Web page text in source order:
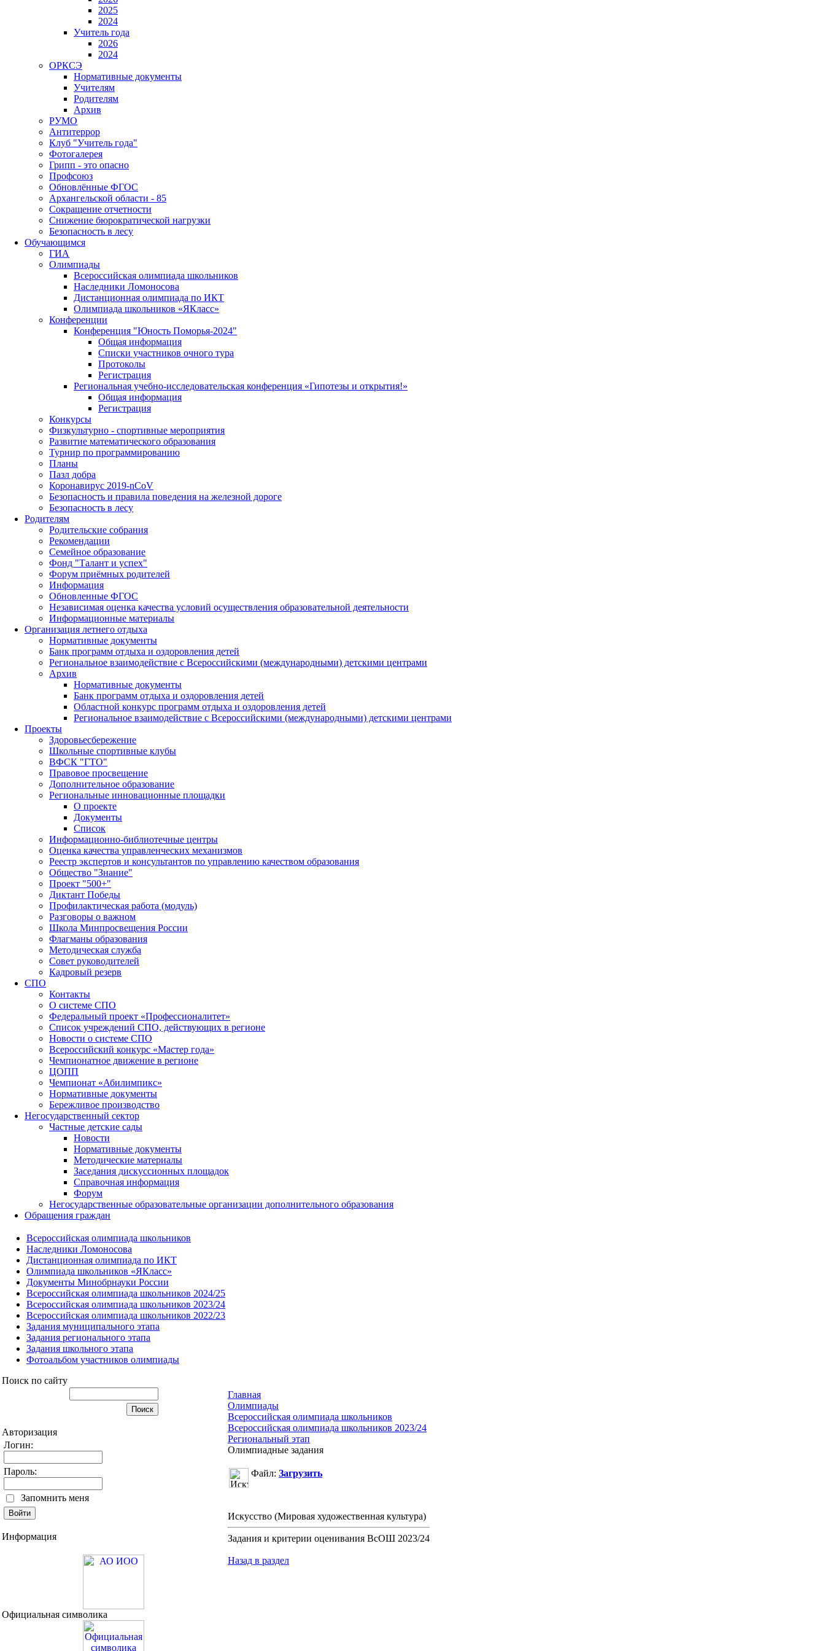
2025
2024
Учитель года
2026
2024
ОРКСЭ
Нормативные документы
Учителям
Родителям
Архив
РУМО
Антитеррор
Клуб "Учитель года"
Фотогалерея
Грипп - это опасно
Профсоюз
Обновлённые ФГОС
Архангельской области - 85
Сокращение отчетности
Снижение бюрократической нагрузки
Безопасность в лесу
Обучающимся
ГИА
Олимпиады
Всероссийская олимпиада школьников
Наследники Ломоносова
Дистанционная олимпиада по ИКТ
Олимпиада школьников «ЯКласс»
Конференции
Конференция "Юность Поморья-2024"
Общая информация
Списки участников очного тура
Протоколы
Регистрация
Региональная учебно-исследовательская конференция «Гипотезы и открытия!»
Общая информация
Регистрация
Конкурсы
Физкультурно - спортивные мероприятия
Развитие математического образования
Турнир по программированию
Планы
Пазл добра
Коронавирус 2019-nCoV
Безопасность и правила поведения на железной дороге
Безопасность в лесу
Родителям
Родительские собрания
Рекомендации
Семейное образование
Фонд "Талант и успех"
Форум приёмных родителей
Информация
Обновленные ФГОС
Независимая оценка качества условий осуществления образовательной деятельности
Информационные материалы
Организация летнего отдыха
Нормативные документы
Банк программ отдыха и оздоровления детей
Региональное взаимодействие с Всероссийскими (международными) детскими центрами
Архив
Нормативные документы
Банк программ отдыха и оздоровления детей
Областной конкурс программ отдыха и оздоровления детей
Региональное взаимодействие с Всероссийскими (международными) детскими центрами
Проекты
Здоровьесбережение
Школьные спортивные клубы
ВФСК "ГТО"
Правовое просвещение
Дополнительное образование
Региональные инновационные площадки
О проекте
Документы
Список
Информационно-библиотечные центры
Оценка качества управленческих механизмов
Реестр экспертов и консультантов по управлению качеством образования
Общество "Знание"
Проект "500+"
Диктант Победы
Профилактическая работа (модуль)
Разговоры о важном
Школа Минпросвещения России
Флагманы образования
Методическая служба
Совет руководителей
Кадровый резерв
СПО
Контакты
О системе СПО
Федеральный проект «Профессионалитет»
Список учреждений СПО, действующих в регионе
Новости о системе СПО
Всероссийский конкурс «Мастер года»
Чемпионатное движение в регионе
ЦОПП
Чемпионат «Абилимпикс»
Нормативные документы
Бережливое производство
Негосударственный сектор
Частные детские сады
Новости
Нормативные документы
Методические материалы
Заседания дискуссионных площадок
Справочная информация
Форум
Негосударственные образовательные организации дополнительного образования
Обращения граждан
Всероссийская олимпиада школьников
Наследники Ломоносова
Дистанционная олимпиада по ИКТ
Олимпиада школьников «ЯКласс»
Документы Минобрнауки России
Всероссийская олимпиада школьников 2024/25
Всероссийская олимпиада школьников 2023/24
Всероссийская олимпиада школьников 2022/23
Задания муниципального этапа
Задания регионального этапа
Задания школьного этапа
Фотоальбом участников олимпиады
Поиск по сайту
Авторизация
Логин:
Пароль:
Запомнить меня
Информация
Официальная символика
Главная
Олимпиады
Всероссийская олимпиада школьников
Всероссийская олимпиада школьников 2023/24
Региональный этап
Олимпиадные задания
Файл: Загрузить
Искусство (Мировая художественная культура)
Задания и критерии оценивания ВсОШ 2023/24
Назад в раздел